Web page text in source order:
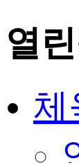
열
체